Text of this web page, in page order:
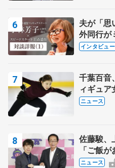
夫が「思
外同行
クでは
インタビュー
千葉百
ィギュア
ニュース
佐藤駿、
「ご飯
力」
ニュース